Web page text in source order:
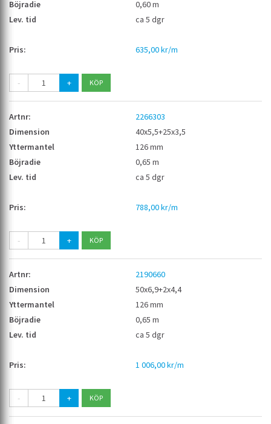
0,60 m
ca 5 dgr
635,00 kr/m
- +
2266303
40x5,5+25x3,5
126 mm
0,65 m
ca 5 dgr
788,00 kr/m
- +
2190660
50x6,9+2x4,4
126 mm
0,65 m
ca 5 dgr
1 006,00 kr/m
- +